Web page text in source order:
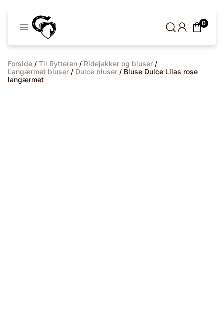
0
Forside / Til Rytteren / Ridejakker og bluser /
Langærmet bluser / Dulce bluser / Bluse Dulce Lilas rose
langærmet